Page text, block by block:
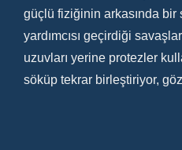
güçlü fiziğinin arkasında bir
yardımcısı geçirdiği
uzuvları yerine protezler
söküp tekrar birleştiriyor,